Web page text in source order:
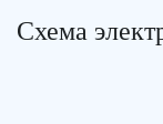
Схема